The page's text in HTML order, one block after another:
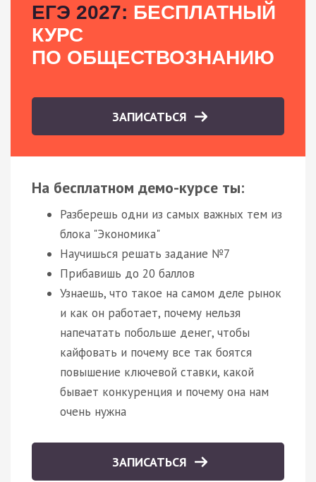
ЕГЭ 2027: БЕСПЛАТНЫЙ
КУРС
ПО ОБЩЕСТВОЗНАНИЮ
ЗАПИСАТЬСЯ
На бесплатном демо-курсе ты:
Разберешь одни из самых важных тем из
блока "Экономика"
Научишься решать задание №7
Прибавишь до 20 баллов
Узнаешь, что такое на самом деле рынок
и как он работает, почему нельзя
напечатать побольше денег, чтобы
кайфовать и почему все так боятся
повышение ключевой ставки, какой
бывает конкуренция и почему она нам
очень нужна
ЗАПИСАТЬСЯ